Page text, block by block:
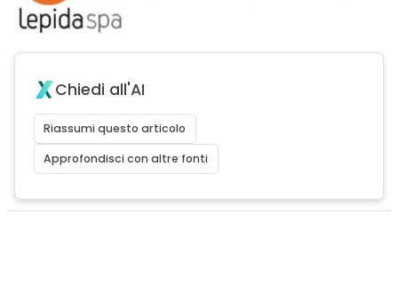
Chiedi all'AI
Riassumi questo articolo
Approfondisci con altre fonti